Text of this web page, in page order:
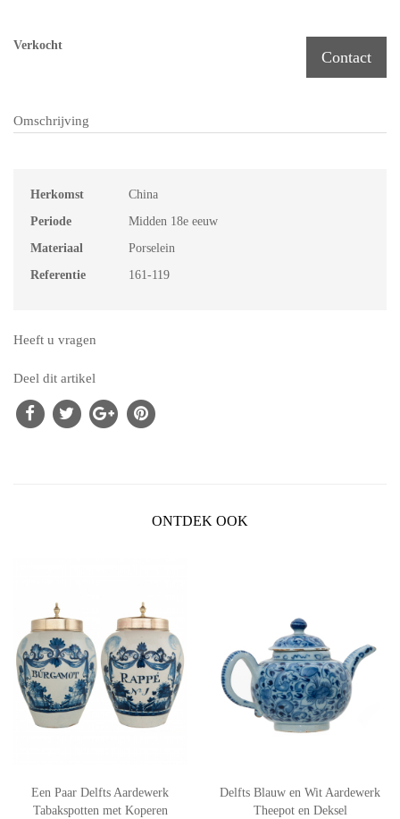
Verkocht
Contact
Omschrijving
Herkomst
China
Periode
Midden 18e eeuw
Materiaal
Porselein
Referentie
161-119
Heeft u vragen
Deel dit artikel
ONTDEK OOK
Een Paar Delfts Aardewerk
Tabakspotten met Koperen
Delfts Blauw en Wit Aardewerk
Theepot en Deksel